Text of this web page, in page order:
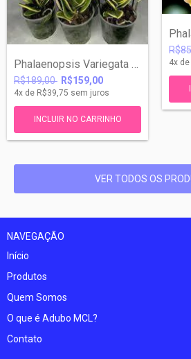
R$189,00 R$159,00
4x de R$39,75 sem juros
4x de
VER TODOS OS
NAVEGAÇÃO
Início
Produtos
Quem Somos
O que é Adubo MCL?
Contato